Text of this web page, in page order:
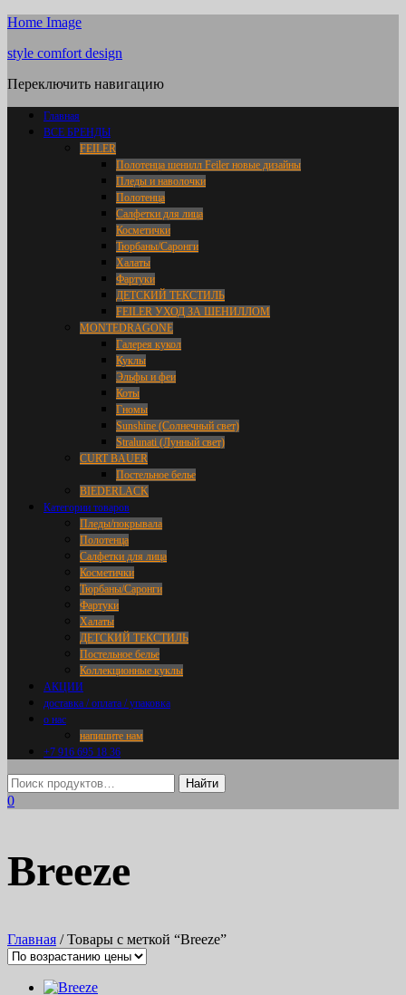
Home Image
style comfort design
Переключить навигацию
Главная
ВСЕ БРЕНДЫ
FEILER
Полотенца шенилл Feiler новые дизайны
Пледы и наволочки
Полотенца
Салфетки для лица
Косметички
Тюрбаны/Саронги
Халаты
Фартуки
ДЕТСКИЙ ТЕКСТИЛЬ
FEILER УХОД ЗА ШЕНИЛЛОМ
MONTEDRAGONE
Галерея кукол
Куклы
Эльфы и феи
Коты
Гномы
Sunshine (Солнечный свет)
Stralunati (Лунный свет)
CURT BAUER
Постельное белье
BIEDERLACK
Категории товаров
Пледы/покрывала
Полотенца
Салфетки для лица
Косметички
Тюрбаны/Саронги
Фартуки
Халаты
ДЕТСКИЙ ТЕКСТИЛЬ
Постельное белье
Коллекционные куклы
АКЦИИ
доставка / оплата / упаковка
о нас
напишите нам
+7 916 695 18 36
0
Breeze
Главная / Товары с меткой “Breeze”